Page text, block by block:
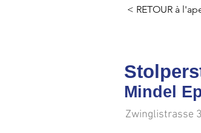
< RETOUR à
Mindel
Zwinglistrasse